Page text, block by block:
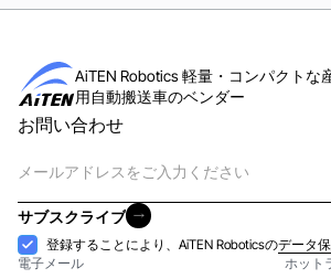
AiTEN Robotics 軽量・コンパクトな
用自動搬送車のベンダー
お問い合わせ
子
メ
ー
ル
サブスクライブ
サブスクライブ
受
け
登録することにより、AiTEN Roboticsのデータ
電子メール
ホット